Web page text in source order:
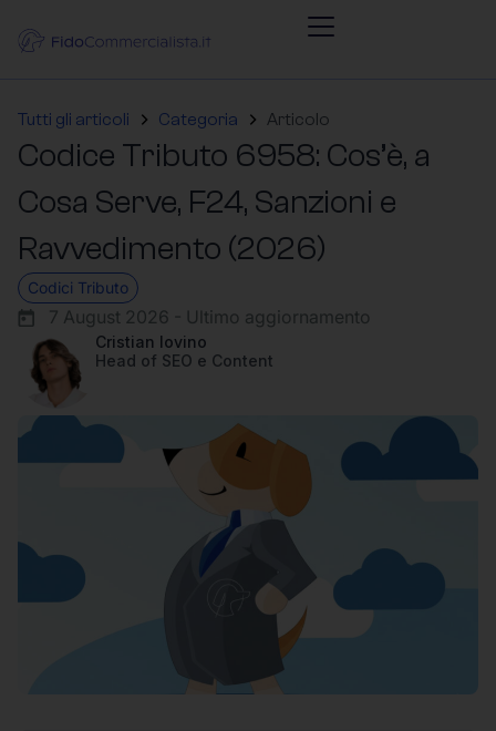
Tutti gli articoli Categoria Articolo
Codice Tributo 6958: Cos’è, a
Cosa Serve, F24, Sanzioni e
Ravvedimento (2026)
Codici Tributo
7 August 2026 - Ultimo aggiornamento
Cristian Iovino
Head of SEO e Content